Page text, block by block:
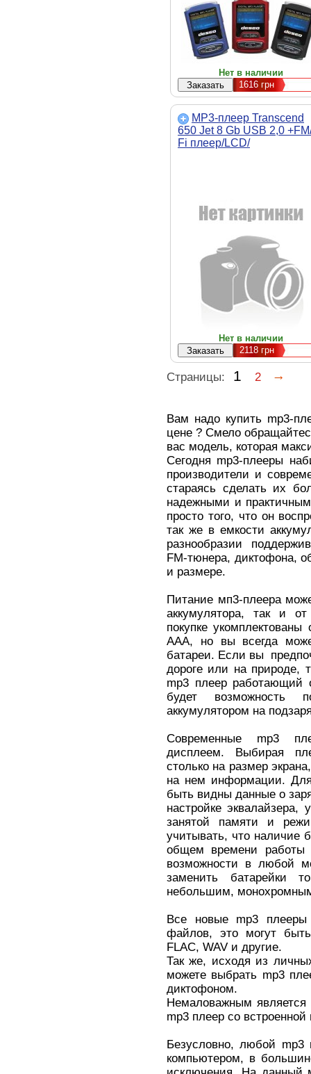
Нет в наличии
1616 грн
MP3-плеер Transcend
650 Jet 8 Gb USB 2,0
Fi плеер/LCD/
Нет в наличии
2118грн
Страницы: 1 2
Вам надо купить mp3-
цене ? Смело
вас модель, которая
Сегодня mp3-плееры
производители и
стараясь сделать их
надежными и
просто того, что он
так же в емкости
разнообразии
FM-тюнера, диктофона,
и размере.
Питание мп3-плеера
аккумулятора, так и
покупке
ААА, но вы всегда
батареи. Если вы
дороге или на природе,
mp3 плеер работающий
будет возможность
аккумулятором на
Современные mp3
дисплеем. Выбирая
столько на размер
на нем информации.
быть видны данные о
настройке эквалайзера,
занятой памяти и
учитывать, что наличие
общем времени работы
возможности в любой
заменить батарейки
небольшим,
Все новые mp3
файлов, это могут
FLAC, WAV и другие.
Так же, исходя из
можете выбрать mp3
диктофоном.
Немаловажным
mp3 плеер со
Безусловно, любой
компьютером, в